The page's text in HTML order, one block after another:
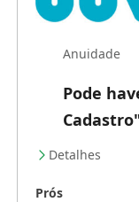
Anuidade
Pode
Detalhes
Prós